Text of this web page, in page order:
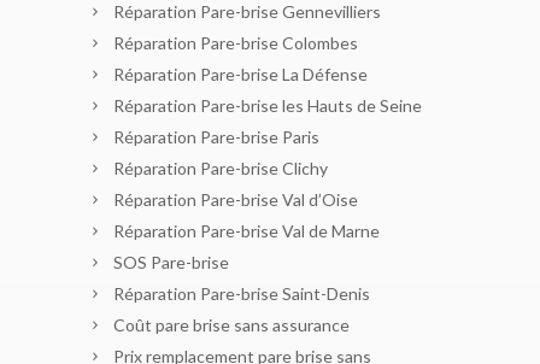
Réparation Pare-brise Gennevilliers
Réparation Pare-brise Colombes
Réparation Pare-brise La Défense
Réparation Pare-brise les Hauts de Seine
Réparation Pare-brise Paris
Réparation Pare-brise Clichy
Réparation Pare-brise Val d’Oise
Réparation Pare-brise Val de Marne
SOS Pare-brise
Réparation Pare-brise Saint-Denis
Coût pare brise sans assurance
Prix remplacement pare brise sans